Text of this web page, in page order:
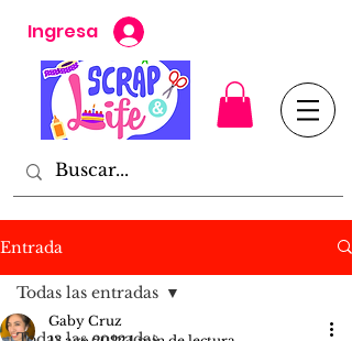
Ingresa
Entrada
Todas las entradas
Gaby Cruz